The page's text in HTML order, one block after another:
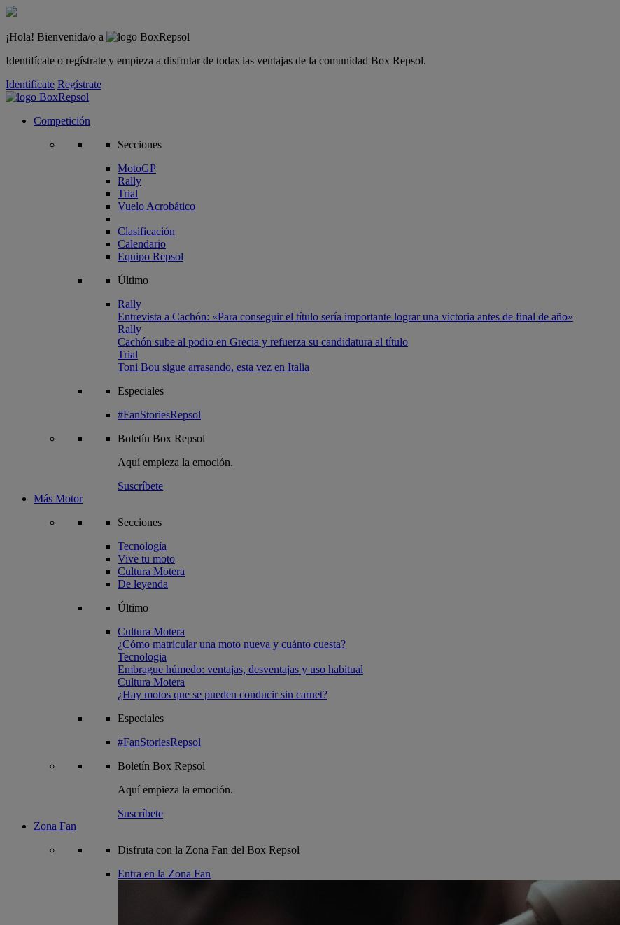
¡Hola! Bienvenida/o a
Identifícate o regístrate y empieza a disfrutar de todas las ventajas de la comunidad Box Repsol.
Identifícate Regístrate
Competición
Secciones
MotoGP
Rally
Trial
Vuelo Acrobático
Clasificación
Calendario
Equipo Repsol
Último
Rally
Entrevista a Cachón: «Para conseguir el título sería importante lograr una victoria antes de final de año»
Rally
Cachón sube al podio en Grecia y refuerza su candidatura al título
Trial
Toni Bou sigue arrasando, esta vez en Italia
Especiales
#FanStoriesRepsol
Boletín Box Repsol
Aquí empieza la emoción.
Suscríbete
Más Motor
Secciones
Tecnología
Vive tu moto
Cultura Motera
De leyenda
Último
Cultura Motera
¿Cómo matricular una moto nueva y cuánto cuesta?
Tecnologia
Embrague húmedo: ventajas, desventajas y uso habitual
Cultura Motera
¿Hay motos que se pueden conducir sin carnet?
Especiales
#FanStoriesRepsol
Boletín Box Repsol
Aquí empieza la emoción.
Suscríbete
Zona Fan
Disfruta con la Zona Fan del Box Repsol
Entra en la Zona Fan